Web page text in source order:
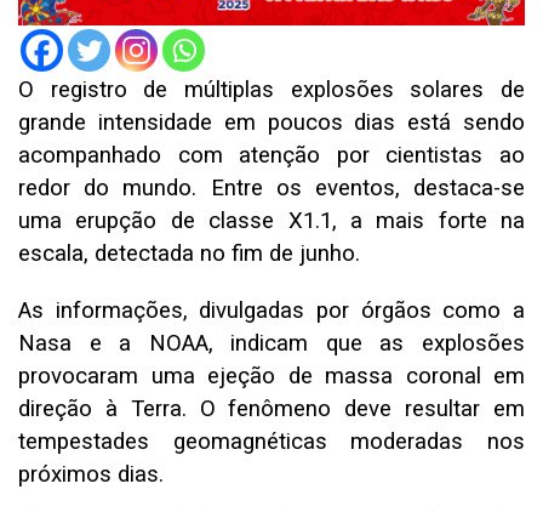
O registro de múltiplas explosões solares de
grande intensidade em poucos dias está sendo
acompanhado com atenção por cientistas ao
redor do mundo. Entre os eventos, destaca-se
uma erupção de classe X1.1, a mais forte na
escala, detectada no fim de junho.
As informações, divulgadas por órgãos como a
Nasa e a NOAA, indicam que as explosões
provocaram uma ejeção de massa coronal em
direção à Terra. O fenômeno deve resultar em
tempestades geomagnéticas moderadas nos
próximos dias.